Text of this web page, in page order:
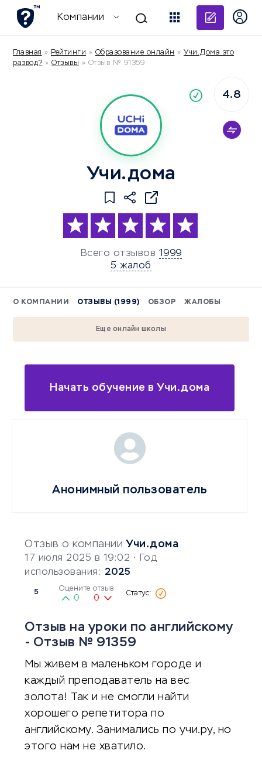
Компании
Главная » Рейтинги » Образование онлайн » Учи.Дома это
развод? » Отзывы » Отзыв № 91359
Учи.дома
Всего отзывов 1999
5 жалоб
4.8
О КОМПАНИИ ОТЗЫВЫ (1999) ОБЗОР ЖАЛОБЫ
Еще онлайн школы
Начать обучение в Учи.дома
Отзыв о компании Учи.дома
17 июля 2025 в 19:02 • Год
использования: 2025
5 Оцените отзыв
0 0
Отзыв на уроки по английскому
- Отзыв № 91359
Мы живем в маленьком городе и
каждый преподаватель на вес
золота! Так и не смогли найти
хорошего репетитора по
английскому. Занимались по учи.ру, но
этого нам не хватило.
Анонимный пользователь